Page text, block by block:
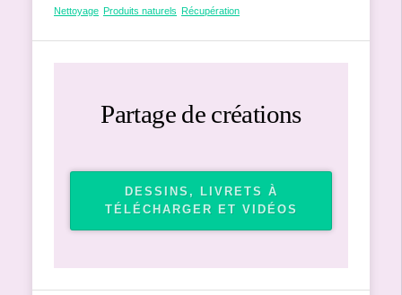
Nettoyage Produits naturels Récupération
Partage de créations
DESSINS, LIVRETS À
TÉLÉCHARGER ET VIDÉOS